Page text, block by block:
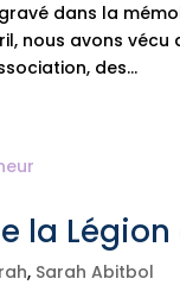
dans la
nous avons vécu
des...
la Légion
, Sarah Abitbol